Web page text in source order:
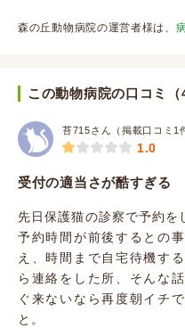
森の丘動物病院の運営者様は、
この動物病院の口コミ（
苔715さん（掲載口コミ1
1.0
受付の適当さが酷すぎる
先日保護猫の診察で予約を
予約時間が前後するとの
え、時間まで自宅待機す
ら連絡をした所、そんな
ぐ来ないなら再度朝イチ
と。